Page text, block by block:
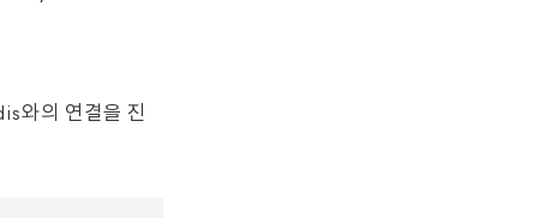
와의 연결을 진